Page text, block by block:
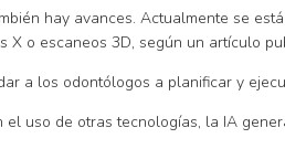
hay avances. Actualmente se
X o escaneos 3D, según un artículo
a los odontólogos a planificar y
el uso de otras tecnologías, la IA